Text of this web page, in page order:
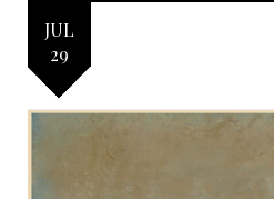
JUL
29